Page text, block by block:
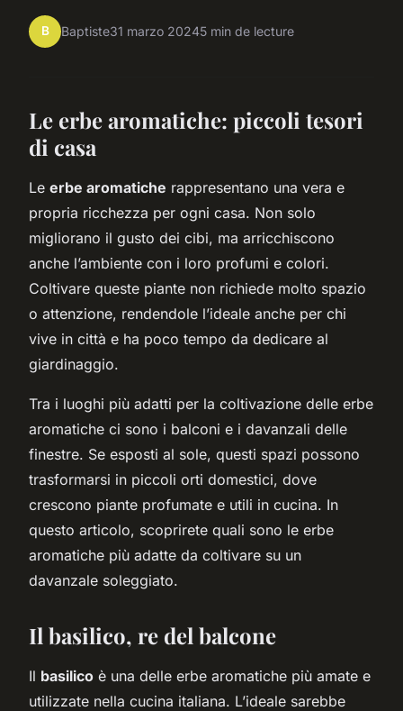
B Baptiste31 marzo 20245 min de lecture
Le erbe aromatiche: piccoli tesori
di casa
Le erbe aromatiche rappresentano una vera e
propria ricchezza per ogni casa. Non solo
migliorano il gusto dei cibi, ma arricchiscono
anche l’ambiente con i loro profumi e colori.
Coltivare queste piante non richiede molto spazio
o attenzione, rendendole l’ideale anche per chi
vive in città e ha poco tempo da dedicare al
giardinaggio.
Tra i luoghi più adatti per la coltivazione delle erbe
aromatiche ci sono i balconi e i davanzali delle
finestre. Se esposti al sole, questi spazi possono
trasformarsi in piccoli orti domestici, dove
crescono piante profumate e utili in cucina. In
questo articolo, scoprirete quali sono le erbe
aromatiche più adatte da coltivare su un
davanzale soleggiato.
Il basilico, re del balcone
Il basilico è una delle erbe aromatiche più amate e
utilizzate nella cucina italiana. L’ideale sarebbe